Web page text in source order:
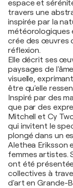
espace et
travers une
inspirée par la
météorologiques
crée des œuvres
réflexion.
Elle décrit ses
paysages de
visuelle,
être qu'elle
Inspiré par des
que par des
Mitchell et Cy
qui invitent le
plongé dans un
Alethea Eriksson
femmes artistes.
ont été
collectives à
d'art en Grande-